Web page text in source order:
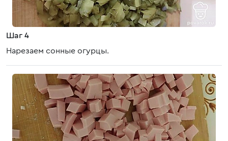
Шаг 4
Нарезаем сонные огурцы.